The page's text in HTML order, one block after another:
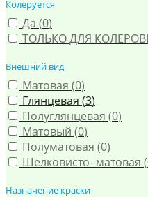
Колеруется
Да (0)
ТОЛЬКО ДЛЯ
Внешний вид
Матовая (0)
Глянцевая (3)
Полуглянцевая (0)
Матовый (0)
Полуматовая (0)
Шелковисто- матовая (
Назначение краски